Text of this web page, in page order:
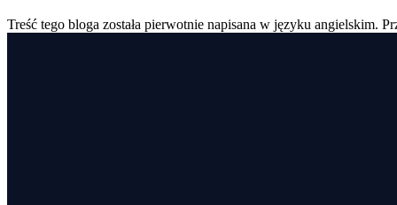
Treść tego bloga została pierwotnie napisana w języku angielskim.